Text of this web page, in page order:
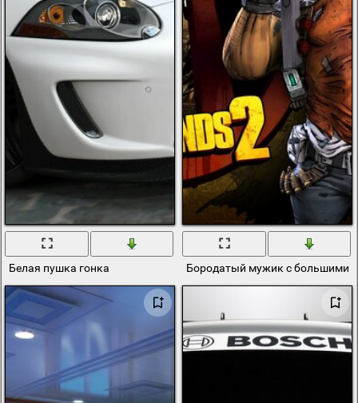
Белая пушка гонка Бородатый мужик с большими